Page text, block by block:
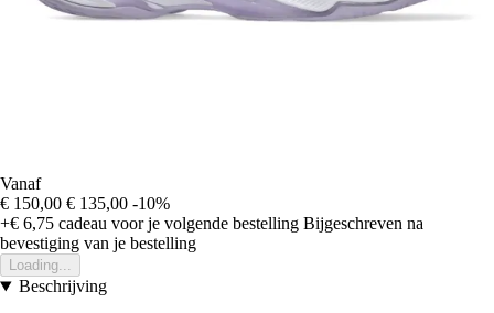
Vanaf
€ 150,00 € 135,00 -10%
+€ 6,75 cadeau voor je volgende bestelling Bijgeschreven na
bevestiging van je bestelling
Loading...
Beschrijving